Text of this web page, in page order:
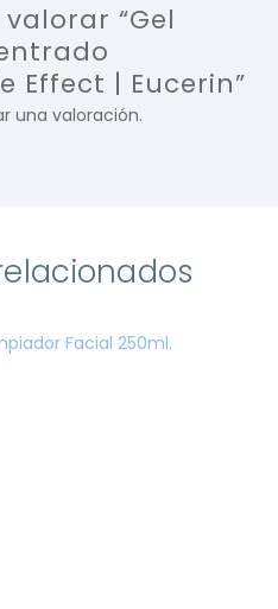
“Gel
Effect | Eucerin”
una valoración.